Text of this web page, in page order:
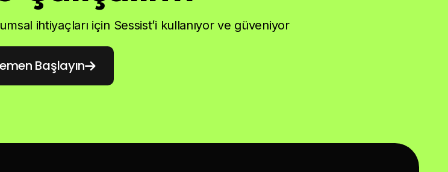
ihtiyaçları için Sessist’i kullanıyor ve güveniyor
Başlayın